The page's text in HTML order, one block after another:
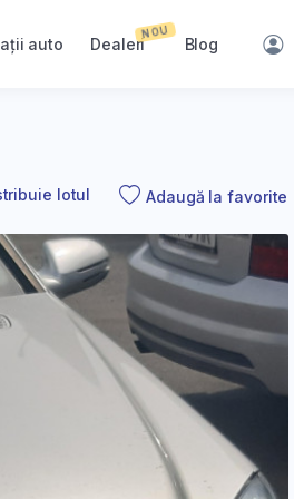
auto Dealeri
NOU
Blog
lotul Adaugă la favorite